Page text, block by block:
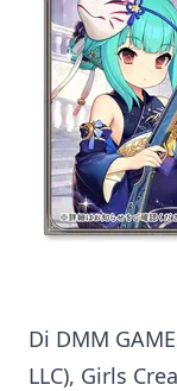
Di DMM
LLC), Girls